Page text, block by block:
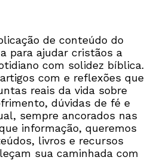
de conteúdo do
para ajudar cristãos a
com solidez bíblica.
com e reflexões que
reais da vida sobre
dúvidas de fé e
sempre ancorados nas
informação, queremos
livros e recursos
sua caminhada com